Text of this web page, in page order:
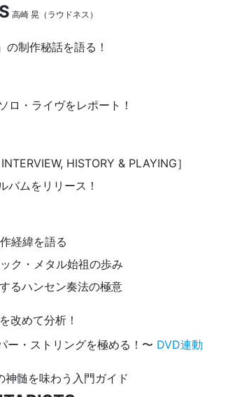
高崎 晃（ラウドネス）
の制作秘話を語る！
ロ・ライヴをレポート！
HISTORY & PLAYING］
バムをリリース！
経緯を語る
ク・メタル始祖の歩み
るハンセン奏法の極意
改めて分析！
ー・ストリングを極める！〜 DVD連動
神髄を味わう入門ガイド